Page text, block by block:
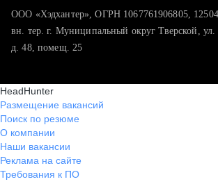
ООО «Хэдхантер», ОГРН 1067761906805,
вн. тер. г. Муниципальный округ Тверской, ул.
д. 48, помещ. 25
HeadHunter
Размещение вакансий
Поиск по резюме
О компании
Наши вакансии
Реклама на сайте
Требования к ПО